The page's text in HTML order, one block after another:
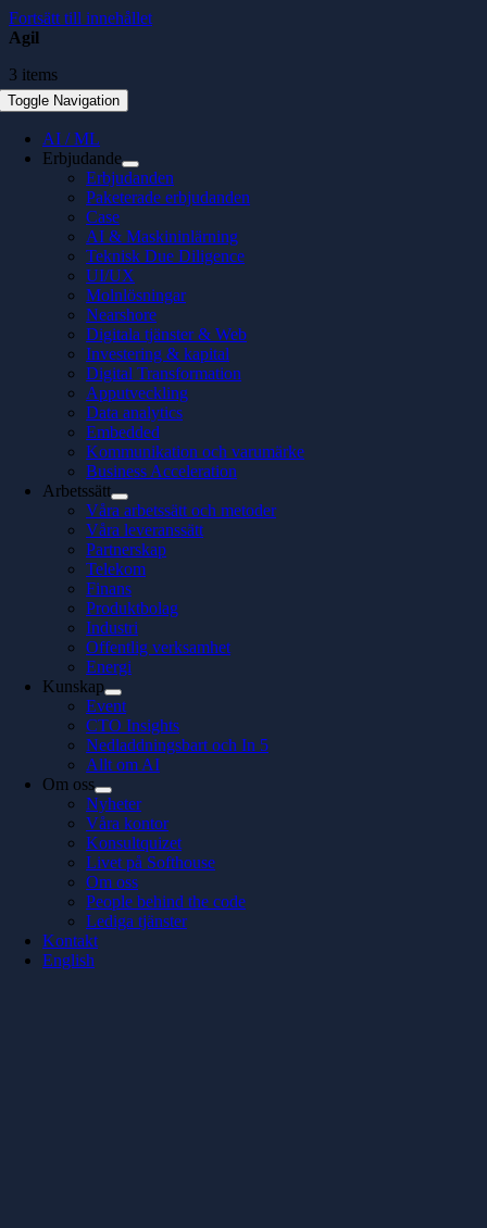
Fortsätt till innehållet
Toggle Navigation
AI / ML
Erbjudande
Erbjudanden
Paketerade erbjudanden
Case
AI & Maskininlärning
Teknisk Due Diligence
UI/UX
Molnlösningar
Nearshore
Digitala tjänster & Web
Investering & kapital
Digital Transformation
Apputveckling
Data analytics
Embedded
Kommunikation och varumärke
Business Acceleration
Arbetssätt
Våra arbetssätt och metoder
Våra leveranssätt
Partnerskap
Telekom
Finans
Produktbolag
Industri
Offentlig verksamhet
Energi
Kunskap
Event
CTO Insights
Nedladdningsbart och In 5
Allt om AI
Om oss
Nyheter
Våra kontor
Konsultquizet
Livet på Softhouse
Om oss
People behind the code
Lediga tjänster
Kontakt
English
Agil
3 items